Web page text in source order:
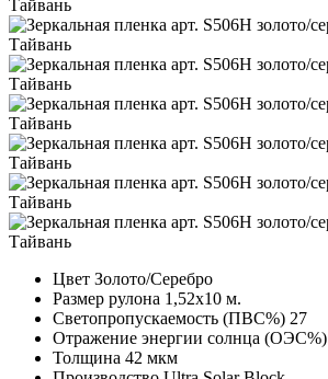
Цвет Золото/Серебро
Размер рулона 1,52х10 м.
Светопропускаемость (ПВС%) 27
Отражение энергии солнца (ОЭС%)
Толщина 42 мкм